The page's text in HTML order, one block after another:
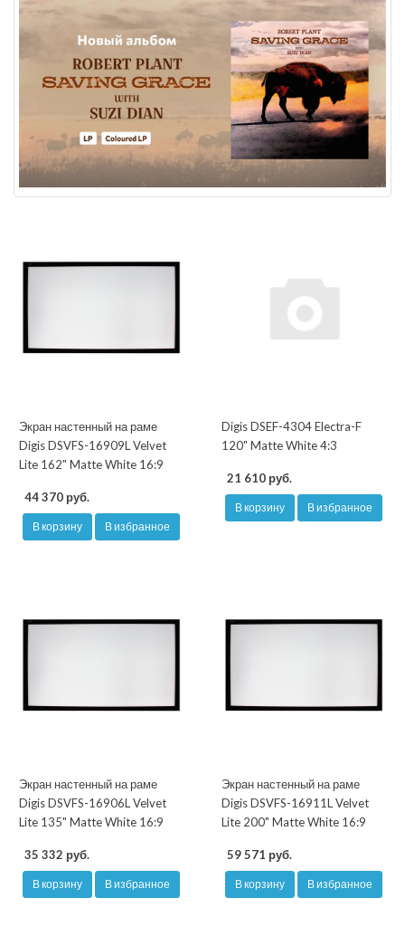
Экран настенный на раме
Digis DSVFS-16909L Velvet
Lite 162" Matte White 16:9
44 370 руб.
В корзину В избранное
Digis DSEF-4304 Electra-F
120" Matte White 4:3
21 610 руб.
В корзину В избранное
Экран настенный на раме
Digis DSVFS-16906L Velvet
Lite 135" Matte White 16:9
35 332 руб.
В корзину В избранное
Экран настенный на раме
Digis DSVFS-16911L Velvet
Lite 200" Matte White 16:9
59 571 руб.
В корзину В избранное